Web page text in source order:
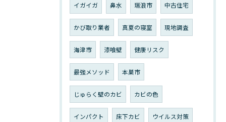
イガイガ 鼻水 瑞浪市 中古住宅
かび取り業者 真夏の寝室 現地調査
海津市 漆喰壁 健康リスク
最強メソッド 本巣市
じゅらく壁のカビ カビの色
インパクト 床下カビ ウイルス対策